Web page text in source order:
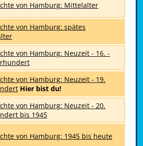
von Hamburg: Mittelalter
von Hamburg: spätes
von Hamburg: Neuzeit - 16. -
von Hamburg: Neuzeit - 19.
Hier bist du!
von Hamburg: Neuzeit - 20.
bis 1945
von Hamburg: 1945 bis heute